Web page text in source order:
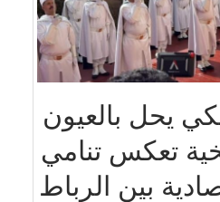
يحل بالعيون
تعكس تنامي
بين الرباط